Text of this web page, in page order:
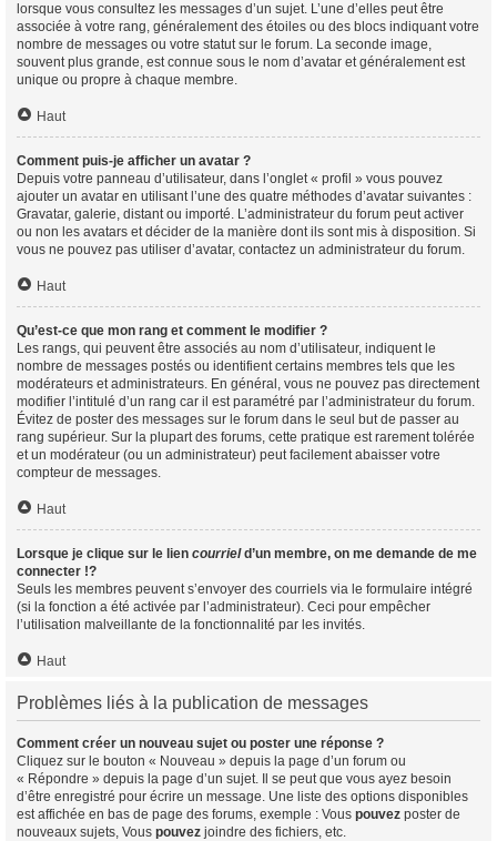
lorsque vous consultez les messages d’un sujet. L’une d’elles peut être
associée à votre rang, généralement des étoiles ou des blocs indiquant votre
nombre de messages ou votre statut sur le forum. La seconde image,
souvent plus grande, est connue sous le nom d’avatar et généralement est
unique ou propre à chaque membre.
Haut
Comment puis-je afficher un avatar ?
Depuis votre panneau d’utilisateur, dans l’onglet « profil » vous pouvez
ajouter un avatar en utilisant l’une des quatre méthodes d’avatar suivantes :
Gravatar, galerie, distant ou importé. L’administrateur du forum peut activer
ou non les avatars et décider de la manière dont ils sont mis à disposition. Si
vous ne pouvez pas utiliser d’avatar, contactez un administrateur du forum.
Haut
Qu’est-ce que mon rang et comment le modifier ?
Les rangs, qui peuvent être associés au nom d’utilisateur, indiquent le
nombre de messages postés ou identifient certains membres tels que les
modérateurs et administrateurs. En général, vous ne pouvez pas directement
modifier l’intitulé d’un rang car il est paramétré par l’administrateur du forum.
Évitez de poster des messages sur le forum dans le seul but de passer au
rang supérieur. Sur la plupart des forums, cette pratique est rarement tolérée
et un modérateur (ou un administrateur) peut facilement abaisser votre
compteur de messages.
Haut
Lorsque je clique sur le lien courrield’un membre, on me demande de me
connecter !?
Seuls les membres peuvent s’envoyer des courriels via le formulaire intégré
(si la fonction a été activée par l’administrateur). Ceci pour empêcher
l’utilisation malveillante de la fonctionnalité par les invités.
Haut
Problèmes liés à la publication de messages
Comment créer un nouveau sujet ou poster une réponse ?
Cliquez sur le bouton « Nouveau » depuis la page d’un forum ou
« Répondre » depuis la page d’un sujet. Il se peut que vous ayez besoin
d’être enregistré pour écrire un message. Une liste des options disponibles
est affichée en bas de page des forums, exemple : Vous pouvez poster de
nouveaux sujets, Vous pouvez joindre des fichiers, etc.